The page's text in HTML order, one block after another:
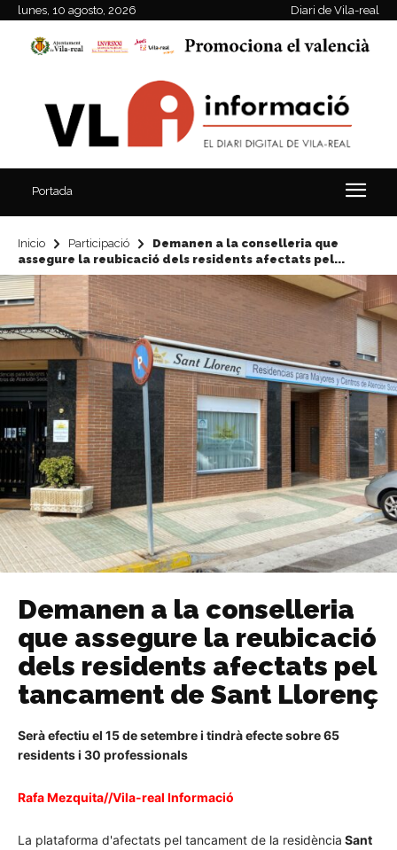
lunes, 10 agosto, 2026 Diari de Vila-real
Portada
Inicio Participació
Demanen a la conselleria que
assegure la reubicació dels residents afectats pel...
Demanen a la conselleria
que assegure la reubicació
dels residents afectats pel
tancament de Sant Llorenç
Serà efectiu el 15 de setembre i tindrà efecte sobre 65
residents i 30 professionals
Rafa Mezquita//Vila-real Informació
La plataforma d'afectats pel tancament de la residència Sant